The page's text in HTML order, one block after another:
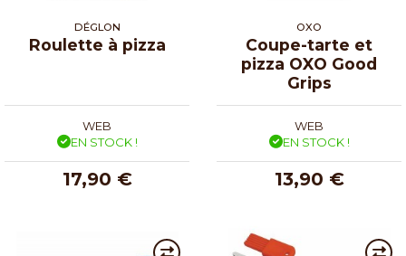
DÉGLON
Roulette à pizza
WEB
EN STOCK !
17,90 €
OXO
Coupe-tarte et
pizza OXO Good
Grips
WEB
EN STOCK !
13,90 €